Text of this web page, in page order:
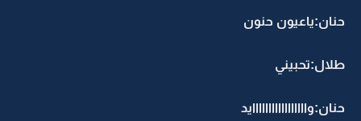
حنان:ياعيون حنون
طلال:تحبيني
حنان:وااااااااااااااااايد